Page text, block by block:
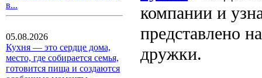
в...
05.08.2026
Кухня — это сердце дома,
место, где собирается семья,
готовится пища и создаются
компании и
представлено
дружки.